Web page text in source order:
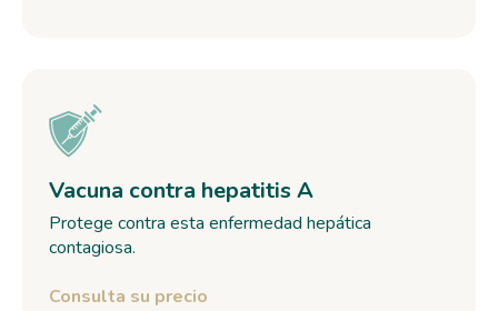
Vacuna contra hepatitis A
Protege contra esta enfermedad hepática
contagiosa.
Consulta su precio